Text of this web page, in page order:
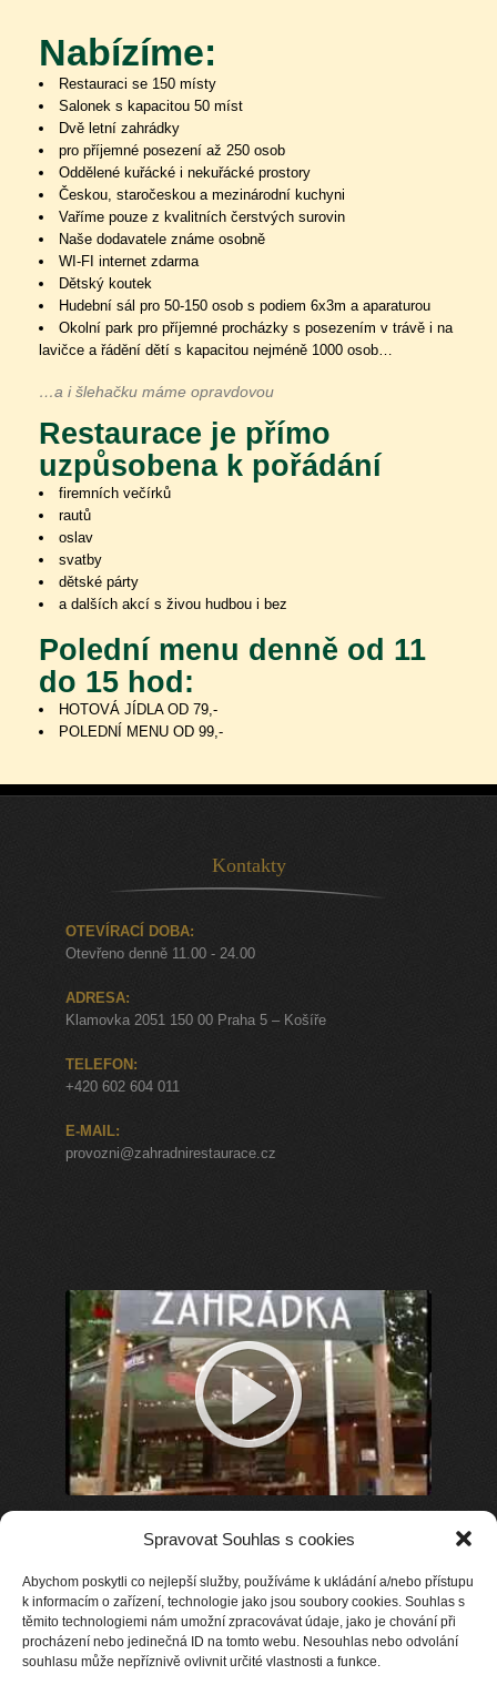
Spravovat Souhlas s cookies
Abychom poskytli co nejlepší služby, používáme k ukládání a/nebo přístupu
k informacím o zařízení, technologie jako jsou soubory cookies. Souhlas s
těmito technologiemi nám umožní zpracovávat údaje, jako je chování při
procházení nebo jedinečná ID na tomto webu. Nesouhlas nebo odvolání
souhlasu může nepříznivě ovlivnit určité vlastnosti a funkce.
Nabízíme:
Restauraci se 150 místy
Salonek s kapacitou 50 míst
Dvě letní zahrádky
pro příjemné posezení až 250 osob
Oddělené kuřácké i nekuřácké prostory
Českou, staročeskou a mezinárodní kuchyni
Vaříme pouze z kvalitních čerstvých surovin
Naše dodavatele známe osobně
WI-FI internet zdarma
Dětský koutek
Hudební sál pro 50-150 osob s podiem 6x3m a aparaturou
Okolní park pro příjemné procházky s posezením v trávě i na
lavičce a řádění dětí s kapacitou nejméně 1000 osob…
…a i šlehačku máme opravdovou
Restaurace je přímo
uzpůsobena k pořádání
firemních večírků
rautů
oslav
svatby
dětské párty
a dalších akcí s živou hudbou i bez
Polední menu denně od 11
do 15 hod:
HOTOVÁ JÍDLA OD 79,-
POLEDNÍ MENU OD 99,-
Kontakty
OTEVÍRACÍ DOBA:
Otevřeno denně 11.00 - 24.00
ADRESA:
Klamovka 2051 150 00 Praha 5 – Košíře
TELEFON:
+420 602 604 011
E-MAIL:
provozni@zahradnirestaurace.cz